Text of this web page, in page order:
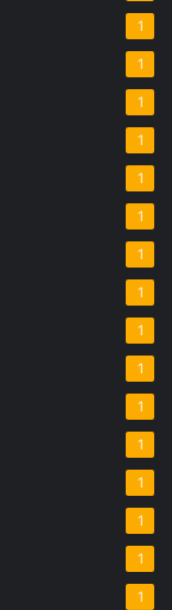
1
1
1
1
1
1
1
1
1
1
1
1
1
1
1
1